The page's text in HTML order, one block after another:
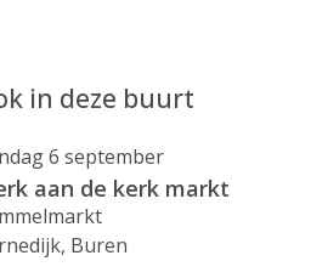
in deze buurt
6 september
aan de kerk markt
Buren